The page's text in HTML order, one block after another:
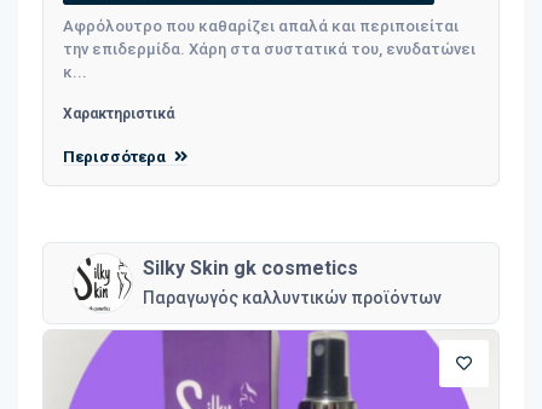
Αφρόλουτρο που καθαρίζει απαλά και περιποιείται
την επιδερμίδα. Χάρη στα συστατικά του, ενυδατώνει
κ...
Χαρακτηριστικά
Περισσότερα
Silky Skin gk cosmetics
Παραγωγός καλλυντικών προϊόντων